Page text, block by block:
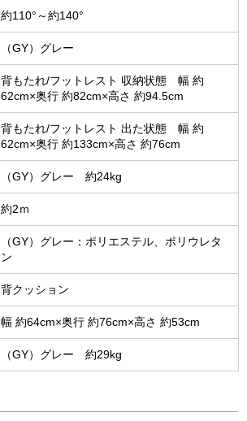
約110°～約140°
（GY）グレー
背もたれ/フットレスト 収納状態 幅 約
62cm×奥行 約82cm×高さ 約94.5cm
背もたれ/フットレスト 出た状態 幅 約
62cm×奥行 約133cm×高さ 約76cm
（GY）グレー 約24kg
約2ｍ
（GY）グレー：ポリエステル、ポリウレタ
ン
背クッション
幅 約64cm×奥行 約76cm×高さ 約53cm
（GY）グレー 約29kg